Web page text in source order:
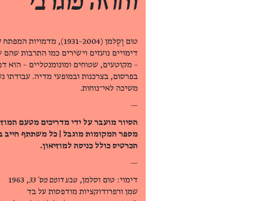
דימויים נועזים וישירים כמו התרבות
– מקוטעים, שטוחים ומונומנטליים – הוא
בפרסום, בצרכנות ובמופעי מדיה. עבודתו
משיכה לאי־נוחות.
—
הסיור מועבר על ידי מדריכים מטעם
מספר המקומות מוגבל | כל משתתף חייב
הכרטיס כולל כניסה למוזיאון.
—
דימוי: טום וסלמן, טבע דומם מס' 33
, 1963
שמן ורפרודוקציות מודפסות על בד